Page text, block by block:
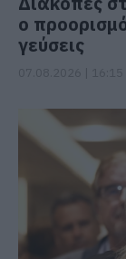
ο
γεύσεις